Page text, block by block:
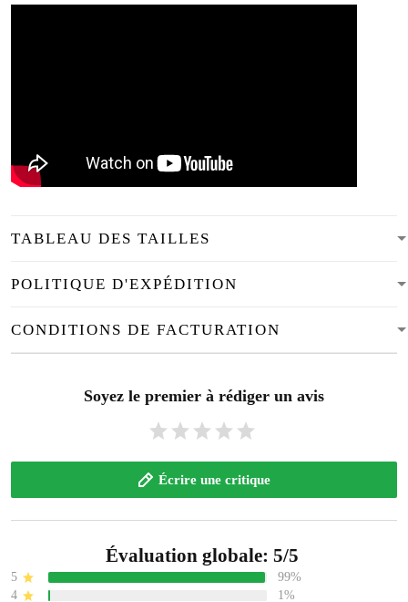
TABLEAU DES TAILLES
POLITIQUE D'EXPÉDITION
CONDITIONS DE FACTURATION
Soyez le premier à rédiger un avis
Écrire une critique
Évaluation globale: 5/5
5
99%
4
1%